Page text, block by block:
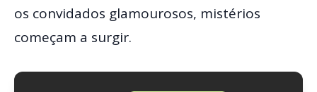
os convidados glamourosos, mistérios
começam a surgir.